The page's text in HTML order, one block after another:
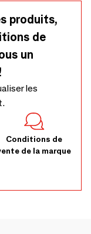
produits,
de
un
les
Conditions de
de la marque